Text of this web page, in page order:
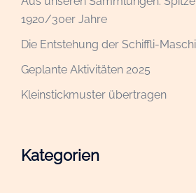
1920/30er Jahre
Die Entstehung der Schiffli-
Geplante Aktivitäten 2025
Kleinstickmuster übertragen
Kategorien